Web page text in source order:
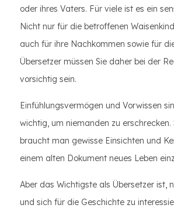
oder ihres Vaters. Für viele ist es ein
Nicht nur für die betroffenen
auch für ihre Nachkommen sowie für
Übersetzer müssen Sie daher bei der
vorsichtig sein.
Einfühlungsvermögen und Vorwissen
wichtig, um niemanden zu erschrecken.
braucht man gewisse Einsichten und
einem alten Dokument neues Leben
Aber das Wichtigste als Übersetzer ist,
und sich für die Geschichte zu